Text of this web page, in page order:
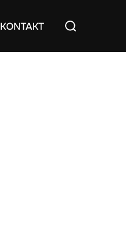
KONTAKT
Suchen